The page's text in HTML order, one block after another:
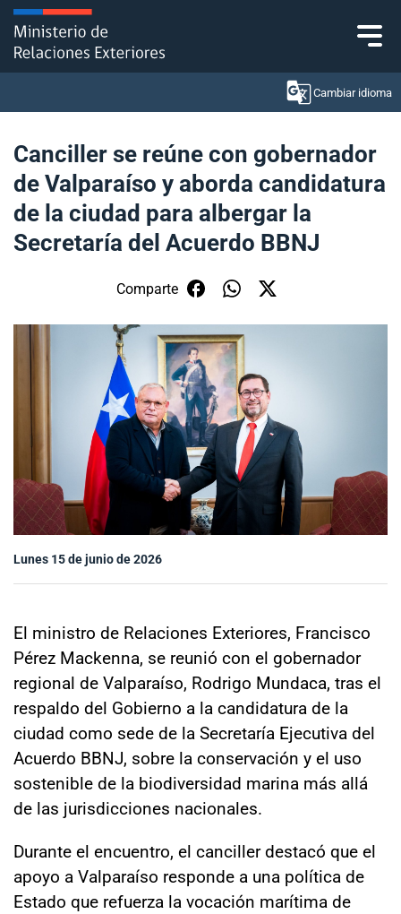
Click acá para ir directamente al contenido
Cambiar idioma
Ministerio
Política Exterior
Subsecretaría de Relaciones Económicas
Internacionales
Sala de prensa
modo claro
Canciller se reúne con gobernador
de Valparaíso y aborda candidatura
de la ciudad para albergar la
Secretaría del Acuerdo BBNJ
Comparte
Lunes 15 de junio de 2026
El ministro de Relaciones Exteriores, Francisco
Pérez Mackenna, se reunió con el gobernador
regional de Valparaíso, Rodrigo Mundaca, tras el
respaldo del Gobierno a la candidatura de la
ciudad como sede de la Secretaría Ejecutiva del
Acuerdo BBNJ, sobre la conservación y el uso
sostenible de la biodiversidad marina más allá
de las jurisdicciones nacionales.
Durante el encuentro, el canciller destacó que el
apoyo a Valparaíso responde a una política de
Estado que refuerza la vocación marítima de